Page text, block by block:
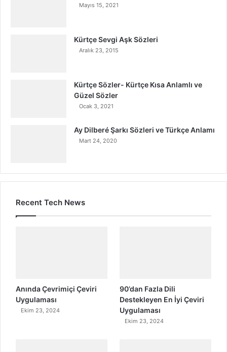
Mayıs 15, 2021
Kürtçe Sevgi Aşk Sözleri
Aralık 23, 2015
Kürtçe Sözler- Kürtçe Kısa Anlamlı ve
Güzel Sözler
Ocak 3, 2021
Ay Dilberé Şarkı Sözleri ve Türkçe Anlamı
Mart 24, 2020
Recent Tech News
Anında Çevrimiçi Çeviri
Uygulaması
Ekim 23, 2024
90’dan Fazla Dili
Destekleyen En İyi Çeviri
Uygulaması
Ekim 23, 2024